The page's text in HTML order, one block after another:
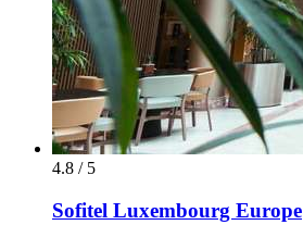
4.8 / 5
Sofitel Luxembourg Europe